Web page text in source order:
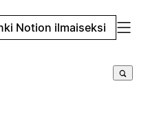
Notion ilmaiseksi